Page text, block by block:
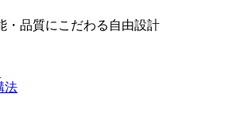
・品質にこだわる自由設計
法